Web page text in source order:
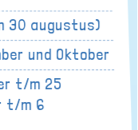
30 augustus)
und Oktober
t/m 25
t/m 6